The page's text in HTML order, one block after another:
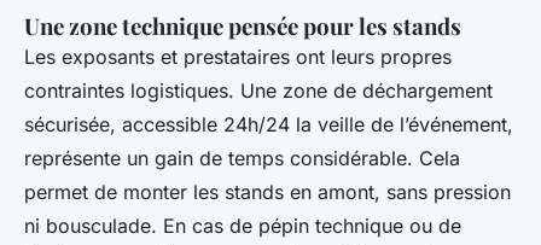
Une zone technique pensée pour les stands
Les exposants et prestataires ont leurs propres
contraintes logistiques. Une zone de déchargement
sécurisée, accessible 24h/24 la veille de l’événement,
représente un gain de temps considérable. Cela
permet de monter les stands en amont, sans pression
ni bousculade. En cas de pépin technique ou de